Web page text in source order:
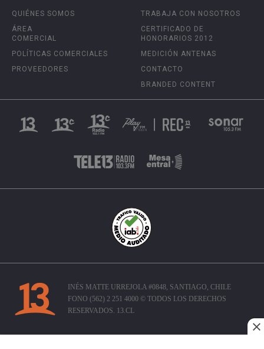
QUIÉNES SOMOS
ÁREA
COMERCIAL
POLÍTICAS COMERCIALES
PROVEEDORES
TRABAJA CON NOSOTROS
CERTIFICADO DE
HONORARIOS 2012
MEDICIÓN ANTENAS
CONTACTO
BRANDED CONTENT
INÉS MATTE URREJOLA #0848, SANTIAGO, CHILE
FONO (562) 2 251 4000 © TODOS LOS DERECHOS
RESERVADOS. 13.CL